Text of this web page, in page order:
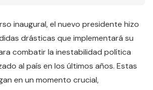
inaugural, el nuevo presidente hizo
drásticas que implementará su
combatir la inestabilidad política
al país en los últimos años. Estas
en un momento crucial,